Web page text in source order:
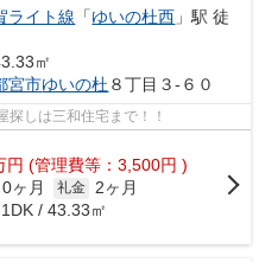
ライト線 「ゆいの杜西 」駅 徒
㎡
宮市ゆいの杜 ８丁目３-６０
しは三和住宅まで！！
円 (管理費等：3,500円 )
0ヶ月 礼金 2ヶ月
/ 43.33㎡